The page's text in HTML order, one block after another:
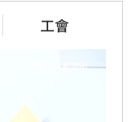
工會